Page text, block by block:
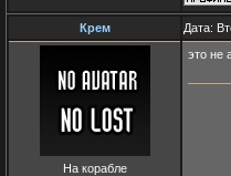
Крем Дата:
На корабле
это не